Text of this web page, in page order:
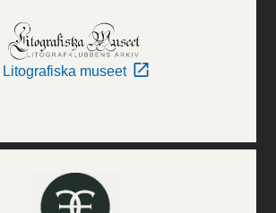
Litografiska museet